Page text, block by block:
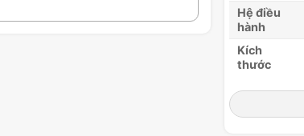
Hệ điều
hành
Kích
thước